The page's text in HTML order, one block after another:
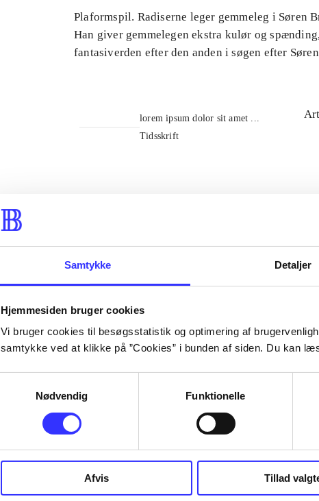
Samtykke Detaljer
Hjemmesiden bruger cookies
Vi bruger cookies til besøgsstatistik og optimering af
samtykke ved at klikke på ”Cookies” i bunden af siden. Du kan
Nødvendig
Funktionelle
Afvis Tillad
Plaformspil. Radiserne leger gemmeleg i Søren
Han giver gemmelegen ekstra kulør og
fantasiverden efter den anden i søgen efter
lorem ipsum dolor sit amet ...
Tidsskrift
...